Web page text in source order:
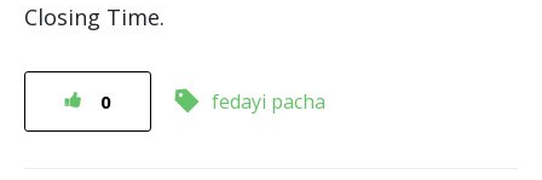
Closing Time.
0 fedayi pacha